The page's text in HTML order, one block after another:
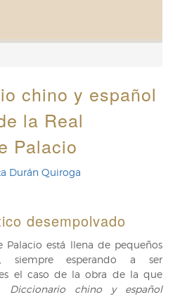
chino y español
la Real
Palacio
Durán Quiroga
desempolvado
Palacio está llena de pequeños
siempre esperando a ser
es el caso de la obra de la que
Diccionario chino y español